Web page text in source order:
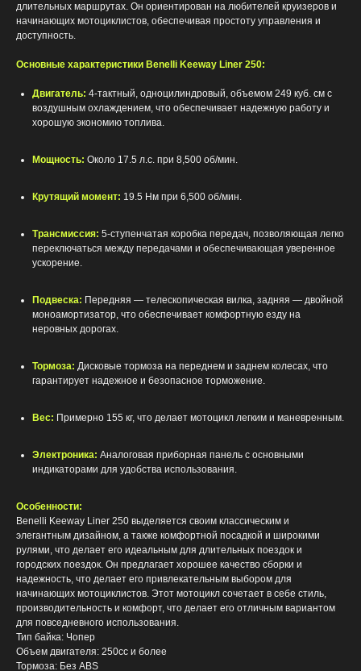
длительных маршрутах. Он ориентирован на любителей круизеров и
начинающих мотоциклистов, обеспечивая простоту управления и
доступность.
Основные характеристики Benelli Keeway Liner 250:
Двигатель: 4-тактный, одноцилиндровый, объемом 249 куб. см с
воздушным охлаждением, что обеспечивает надежную работу и
хорошую экономию топлива.
Мощность: Около 17.5 л.с. при 8,500 об/мин.
Крутящий момент: 19.5 Нм при 6,500 об/мин.
Трансмиссия: 5-ступенчатая коробка передач, позволяющая легко
переключаться между передачами и обеспечивающая уверенное
ускорение.
Подвеска: Передняя — телескопическая вилка, задняя — двойной
моноамортизатор, что обеспечивает комфортную езду на
неровных дорогах.
Тормоза: Дисковые тормоза на переднем и заднем колесах, что
гарантирует надежное и безопасное торможение.
Вес: Примерно 155 кг, что делает мотоцикл легким и маневренным.
Электроника: Аналоговая приборная панель с основными
индикаторами для удобства использования.
Особенности:
Benelli Keeway Liner 250 выделяется своим классическим и
элегантным дизайном, а также комфортной посадкой и широкими
рулями, что делает его идеальным для длительных поездок и
городских поездок. Он предлагает хорошее качество сборки и
надежность, что делает его привлекательным выбором для
начинающих мотоциклистов. Этот мотоцикл сочетает в себе стиль,
производительность и комфорт, что делает его отличным вариантом
для повседневного использования.
Тип байка: Чопер
Объем двигателя: 250сс и более
Тормоза: Без ABS